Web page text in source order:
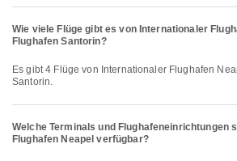
Wie viele Flüge gibt es von Internationaler
Flughafen Santorin?
Es gibt 4 Flüge von Internationaler Flughafen Neapel nach Flughafen
Santorin.
Welche Terminals und Flughafeneinrichtungen
Flughafen Neapel verfügbar?